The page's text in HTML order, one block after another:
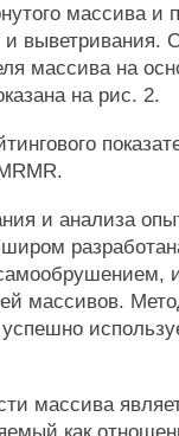
массива и
выветривания.
массива на
на рис. 2.
и анализа
массивов.
массива
как